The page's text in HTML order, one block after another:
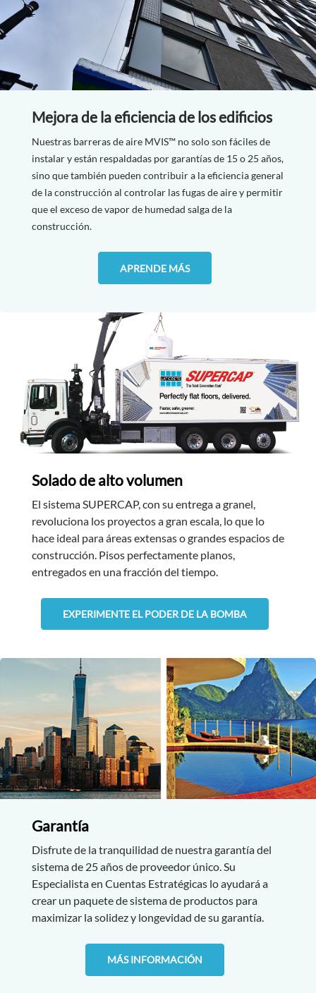
Mejora de la eficiencia de los edificios
Nuestras barreras de aire MVIS™ no solo son fáciles de
instalar y están respaldadas por garantías de 15 o 25 años,
sino que también pueden contribuir a la eficiencia general
de la construcción al controlar las fugas de aire y permitir
que el exceso de vapor de humedad salga de la
construcción.
APRENDE MÁS
Solado de alto volumen
El sistema SUPERCAP, con su entrega a granel,
revoluciona los proyectos a gran escala, lo que lo
hace ideal para áreas extensas o grandes espacios de
construcción. Pisos perfectamente planos,
entregados en una fracción del tiempo.
EXPERIMENTE EL PODER DE LA BOMBA
Garantía
Disfrute de la tranquilidad de nuestra garantía del
sistema de 25 años de proveedor único. Su
Especialista en Cuentas Estratégicas lo ayudará a
crear un paquete de sistema de productos para
maximizar la solidez y longevidad de su garantía.
MÁS INFORMACIÓN